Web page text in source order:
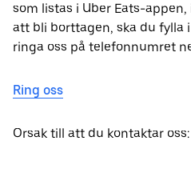
som listas i Uber Eats-
att bli borttagen, ska du fylla
ringa oss på telefonnumret
Ring oss
Orsak till att du kontaktar oss: